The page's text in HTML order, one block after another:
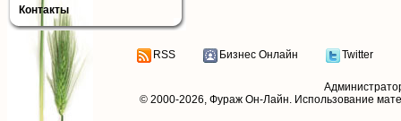
Контакты
RSS Бизнес Онлайн Twitter
© 2000-2026, Фураж Он-Лайн. Использование